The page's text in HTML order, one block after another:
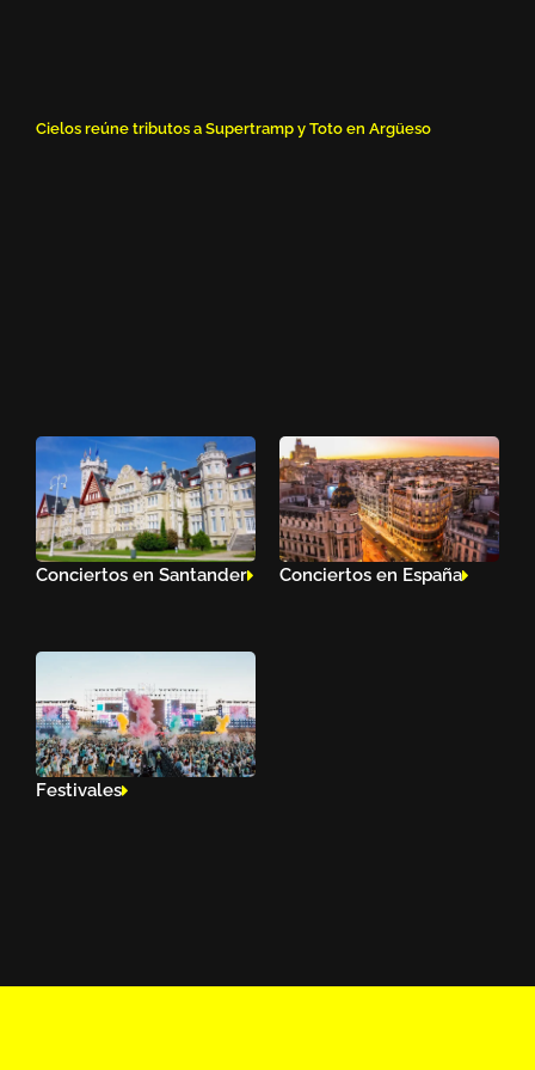
Cielos reúne tributos a Supertramp y Toto en Argüeso
Conciertos en Santander Conciertos en España
Festivales